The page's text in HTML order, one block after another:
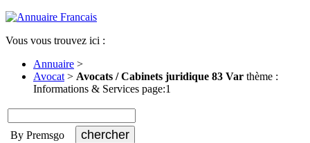
Vous vous trouvez ici :
Annuaire >
Avocat > Avocats / Cabinets juridique 83 Var thème :
Informations & Services page:1
By Premsgo